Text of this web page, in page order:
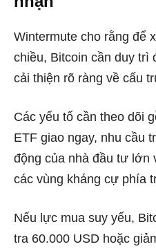
Wintermute cho rằng để
chiều, Bitcoin cần duy trì
cải thiện rõ ràng về cấu
Các yếu tố cần theo dõi
ETF giao ngay, nhu cầu
động của nhà đầu tư lớn
các vùng kháng cự phía
Nếu lực mua suy yếu,
tra 60.000 USD hoặc